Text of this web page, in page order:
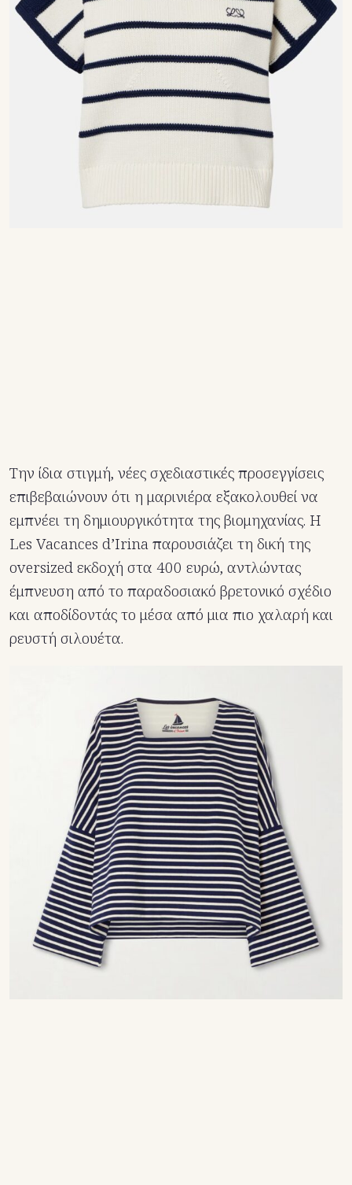
Την ίδια στιγμή, νέες σχεδιαστικές προσεγγίσεις
επιβεβαιώνουν ότι η μαρινιέρα εξακολουθεί να
εμπνέει τη δημιουργικότητα της βιομηχανίας. Η
Les Vacances d’Irina παρουσιάζει τη δική της
oversized εκδοχή στα 400 ευρώ, αντλώντας
έμπνευση από το παραδοσιακό βρετονικό σχέδιο
και αποδίδοντάς το μέσα από μια πιο χαλαρή και
ρευστή σιλουέτα.